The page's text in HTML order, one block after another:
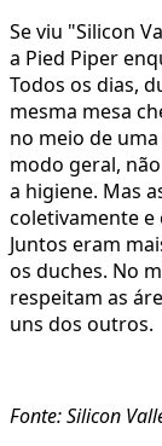
Se viu "Silicon
a Pied Piper
Todos os dias,
mesma mesa
no meio de
modo geral,
a higiene. Mas
coletivamente e
Juntos eram
os duches. No
respeitam as
uns dos outros.
Fonte: Silicon